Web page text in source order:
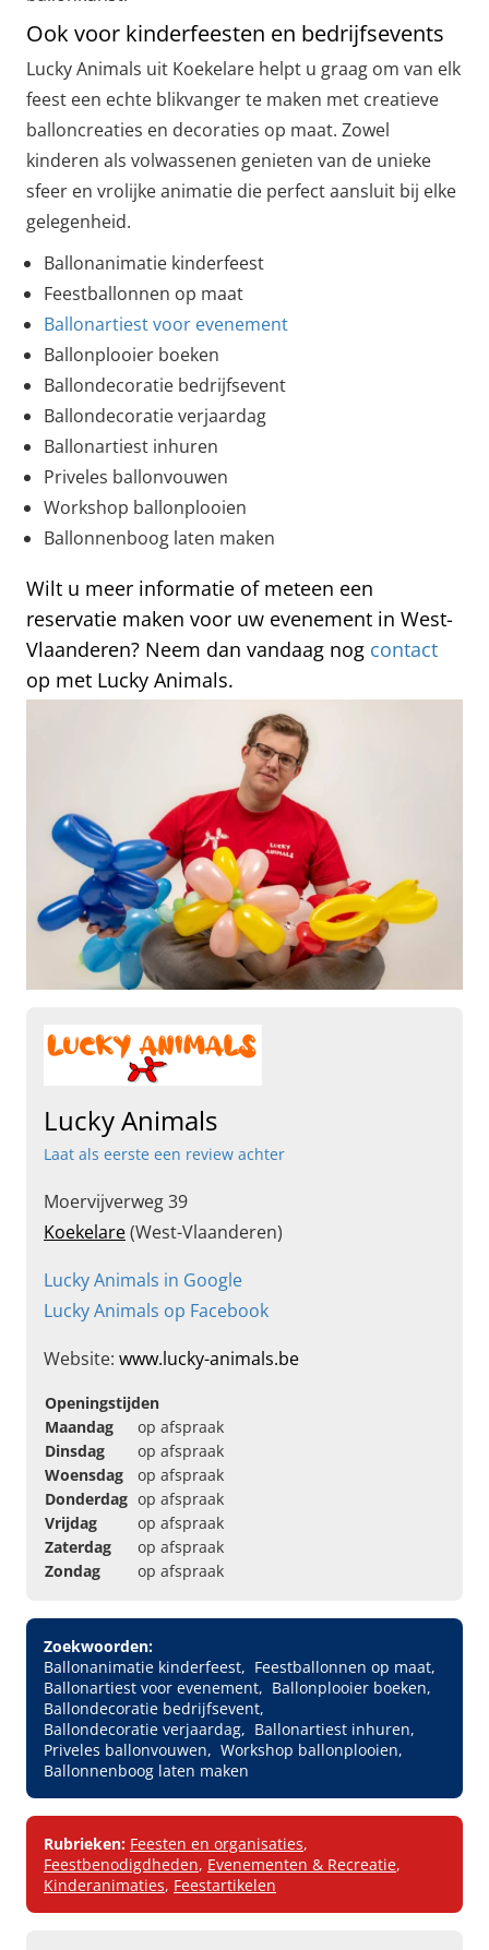
Ook voor kinderfeesten en bedrijfsevents
Lucky Animals uit Koekelare helpt u graag om van elk
feest een echte blikvanger te maken met creatieve
balloncreaties en decoraties op maat. Zowel
kinderen als volwassenen genieten van de unieke
sfeer en vrolijke animatie die perfect aansluit bij elke
gelegenheid.
Ballonanimatie kinderfeest
Feestballonnen op maat
Ballonartiest voor evenement
Ballonplooier boeken
Ballondecoratie bedrijfsevent
Ballondecoratie verjaardag
Ballonartiest inhuren
Priveles ballonvouwen
Workshop ballonplooien
Ballonnenboog laten maken
Wilt u meer informatie of meteen een
reservatie maken voor uw evenement in West-
Vlaanderen? Neem dan vandaag nog contact
op met Lucky Animals.
Lucky Animals
Laat als eerste een review achter
Moervijverweg 39
Koekelare(West-Vlaanderen)
Lucky Animals in Google
Lucky Animals op Facebook
Website: www.lucky-animals.be
Openingstijden
Maandag
op afspraak
Dinsdag
op afspraak
Woensdag
op afspraak
Donderdag op afspraak
Vrijdag
op afspraak
Zaterdag
op afspraak
Zondag
op afspraak
Zoekwoorden:
Ballonanimatie kinderfeest
Feestballonnen op maat
Ballonartiest voor evenement
Ballonplooier boeken
Ballondecoratie bedrijfsevent
Ballondecoratie verjaardag
Ballonartiest inhuren
Priveles ballonvouwen
Workshop ballonplooien
Ballonnenboog laten maken
Rubrieken: Feesten en organisaties,
Feestbenodigdheden, Evenementen & Recreatie,
Kinderanimaties, Feestartikelen